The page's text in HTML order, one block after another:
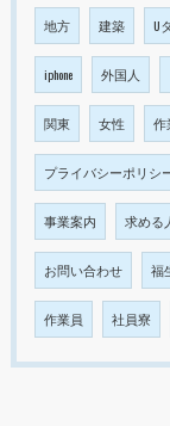
地方 建築 U
iphone 外国人
関東 女性 作
プライバシーポリシ
事業案内 求める
お問い合わせ 福
作業員 社員寮